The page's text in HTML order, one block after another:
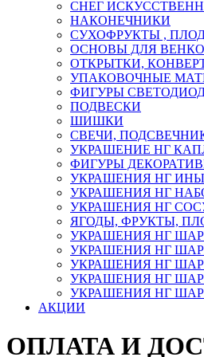
СНЕГ
НАКОНЕЧНИКИ
СУХОФРУКТЫ ,
ОСНОВЫ ДЛЯ
ОТКРЫТКИ,
УПАКОВОЧНЫЕ
ФИГУРЫ
ПОДВЕСКИ
ШИШКИ
СВЕЧИ,
УКРАШЕНИЕ НГ
ФИГУРЫ
УКРАШЕНИЯ НГ
УКРАШЕНИЯ НГ
УКРАШЕНИЯ НГ
ЯГОДЫ, ФРУКТЫ,
УКРАШЕНИЯ НГ
УКРАШЕНИЯ НГ
УКРАШЕНИЯ НГ
УКРАШЕНИЯ НГ
УКРАШЕНИЯ НГ
АКЦИИ
ОПЛАТА И